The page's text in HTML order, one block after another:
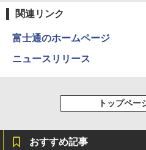
￥16,900
e i5
28GB 12イ
保証 レビ
／監修 中
Anker
Anker
￥250
￥250
￥1,117
￥832
￥594
関連リンク
富士通のホームページ
ニュースリリース
トップペー
おすすめ記事